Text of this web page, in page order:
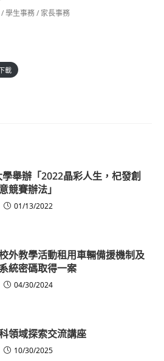
/學生事務/ 家長事務
載
舉辦「2022晶彩人生，杞發創
意競賽辦法」
01/13/2022
外教學活動租用車輛備援機制及
統密碼取得一案
04/30/2024
領域探索交流講座
10/30/2025